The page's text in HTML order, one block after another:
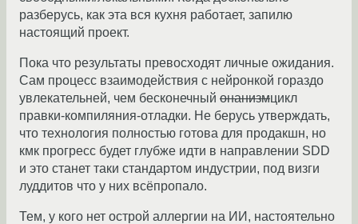
разберусь, как эта вся кухня работает, запилю
настоящий проект.
Пока что результаты превосходят личные ожидания.
Сам процесс взаимодействия с нейронкой гораздо
увлекательней, чем бесконечный онанизмцикл
правки-компиляния-отладки. Не берусь утверждать,
что технология полностью готова для продакшн, но
кмк прогресс будет глубже идти в направлении SDD
и это станет таки стандартом индустрии, под визги
луддитов что у них всёпропало.
Тем, у кого нет острой аллергии на ИИ, настоятельно